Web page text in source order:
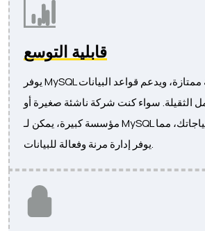
قابلية التوسع
يوفر MySQL قابلية توسعة ممتازة، ويدعم قواعد البيانات
الثقيلة. سواء كنت شركة ناشئة صغيرة أو
مؤسسة كبيرة، يمكن لـ MySQL التوسع حسب احتياجاتك، مما
يوفر إدارة مرنة وفعالة للبيانات.